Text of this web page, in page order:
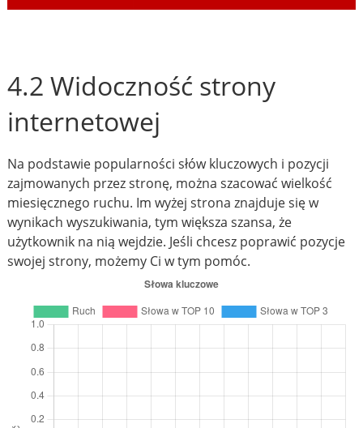
4.2 Widoczność strony
internetowej
Na podstawie popularności słów kluczowych i pozycji
zajmowanych przez stronę, można szacować wielkość
miesięcznego ruchu. Im wyżej strona znajduje się w
wynikach wyszukiwania, tym większa szansa, że
użytkownik na nią wejdzie. Jeśli chcesz poprawić pozycje
swojej strony, możemy Ci w tym pomóc.